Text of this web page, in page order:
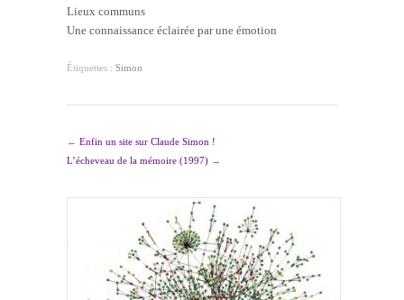
Lieux communs
Une connaissance éclairée par une émotion
Étiquettes : Simon
← Enfin un site sur Claude Simon !
L’écheveau de la mémoire (1997) →